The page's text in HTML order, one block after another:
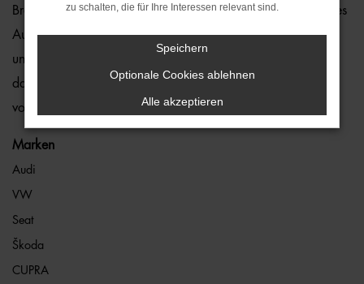
Bremen genauestens nach. Konkret bedeutet dies, dass jedes
Auto in unserer Meisterwerkstatt gastiert und dort überprüft
und ggf. repariert und gewartet wird. Unser Credo besteht
darin, dass wir nur erstklassige Fahrzeuge auf die Straßen
von Bremen lassen. Ohne „Wenn und Aber“.
Marken
Audi
VW
Seat
Škoda
CUPRA
zu schalten, die für Ihre Interessen relevant sind.
Speichern
Optionale Cookies ablehnen
Alle akzeptieren